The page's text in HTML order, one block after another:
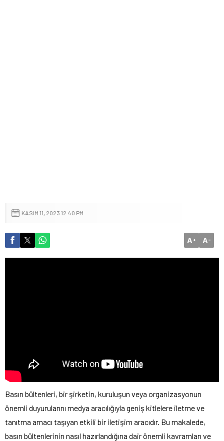
KASIM 11, 2023 12:40 PM
A+ A-
Basın bültenleri, bir şirketin, kuruluşun veya organizasyonun
önemli duyurularını medya aracılığıyla geniş kitlelere iletme ve
tanıtma amacı taşıyan etkili bir iletişim aracıdır. Bu makalede,
basın bültenlerinin nasıl hazırlandığına dair önemli kavramları ve